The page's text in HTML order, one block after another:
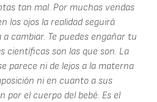
tan mal. Por muchas vendas
los ojos la realidad seguirá
cambiar. Te puedes engañar tu
científicas son las que son. La
parece ni de lejos a la materna
ni en cuanto a sus
por el cuerpo del bebé. Es el